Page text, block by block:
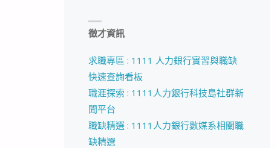
徵才資訊
求職專區 : 1111 人力銀行實習與職缺
快速查詢看板
職涯探索 : 1111人力銀行科技島社群新
聞平台
職缺精選 : 1111人力銀行數媒系相關職
缺精選